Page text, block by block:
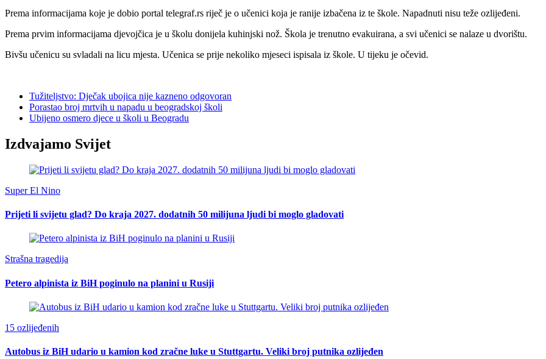
Prema informacijama koje je dobio portal telegraf.rs riječ je o učenici koja je ranije izbačena iz te škole. Napadnuti nisu teže ozlijeđeni.
Prema prvim informacijama djevojčica je u školu donijela kuhinjski nož. Škola je trenutno evakuirana, a svi učenici se nalaze u dvorištu.
Bivšu učenicu su svladali na licu mjesta. Učenica se prije nekoliko mjeseci ispisala iz škole. U tijeku je očevid.
Tužiteljstvo: Dječak ubojica nije kazneno odgovoran
Porastao broj mrtvih u napadu u beogradskoj školi
Ubijeno osmero djece u školi u Beogradu
Izdvajamo Svijet
Super El Nino
Prijeti li svijetu glad? Do kraja 2027. dodatnih 50 milijuna ljudi bi moglo gladovati
Strašna tragedija
Petero alpinista iz BiH poginulo na planini u Rusiji
15 ozlijeđenih
Autobus iz BiH udario u kamion kod zračne luke u Stuttgartu. Veliki broj putnika ozlijeđen